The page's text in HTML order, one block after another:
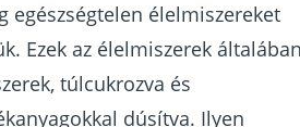
egészségtelen élelmiszereket
Ezek az élelmiszerek
túlcukrozva és
dúsítva. Ilyen